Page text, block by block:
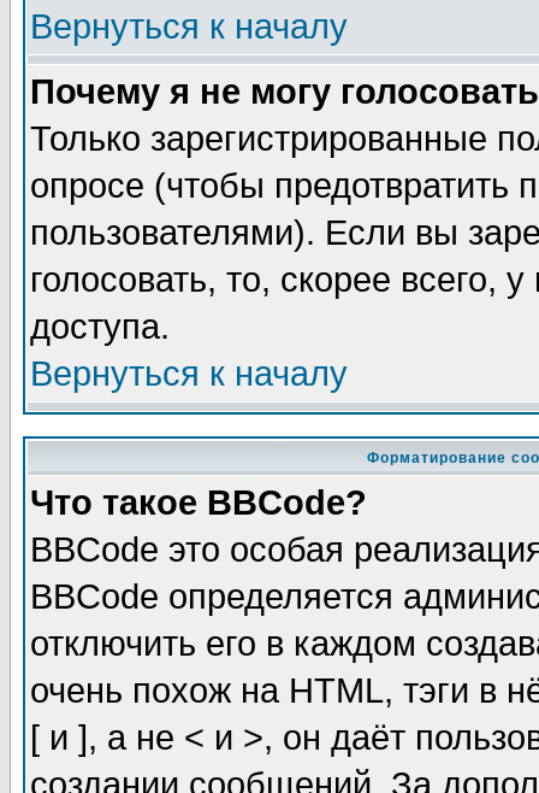
Вернуться к началу
Почему я не могу
Только зарегистрированные
опросе (чтобы предотвратить
пользователями). Если вы
голосовать, то, скорее всего,
доступа.
Вернуться к началу
Форматирование
Что такое BBCode?
BBCode это особая
BBCode определяется
отключить его в каждом
очень похож на HTML, тэги в
[ и ], а не < и >, он даёт
создании сообщений. За